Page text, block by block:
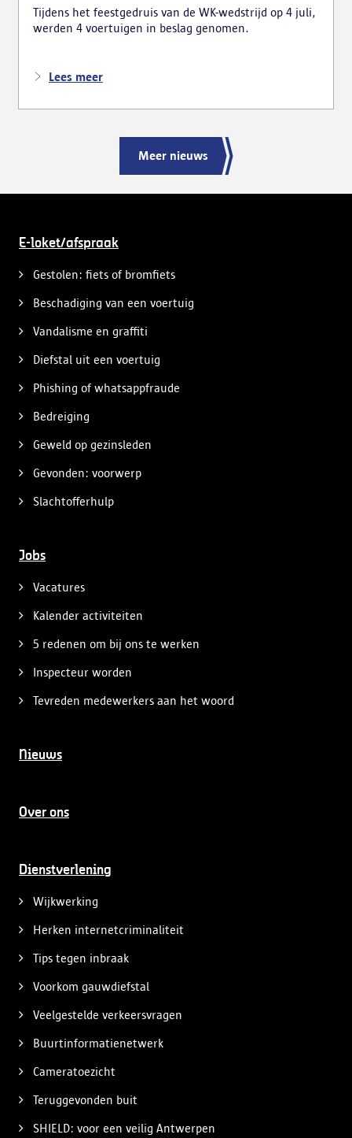
Tijdens het feestgedruis van de WK-wedstrijd op 4 juli,
werden 4 voertuigen in beslag genomen.
Lees meer
Meer nieuws
E-loket/afspraak
Gestolen: fiets of bromfiets
Beschadiging van een voertuig
Vandalisme en graffiti
Diefstal uit een voertuig
Phishing of whatsappfraude
Bedreiging
Geweld op gezinsleden
Gevonden: voorwerp
Slachtofferhulp
Jobs
Vacatures
Kalender activiteiten
5 redenen om bij ons te werken
Inspecteur worden
Tevreden medewerkers aan het woord
Nieuws
Over ons
Dienstverlening
Wijkwerking
Herken internetcriminaliteit
Tips tegen inbraak
Voorkom gauwdiefstal
Veelgestelde verkeersvragen
Buurtinformatienetwerk
Cameratoezicht
Teruggevonden buit
SHIELD: voor een veilig Antwerpen